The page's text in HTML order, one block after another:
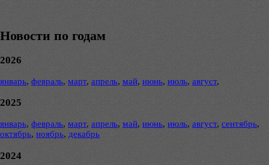
Новости по годам
2026
январь, февраль, март, апрель, май, июнь, июль, август,
2025
январь, февраль, март, апрель, май, июнь, июль, август, сентябрь,
октябрь, ноябрь, декабрь
2024